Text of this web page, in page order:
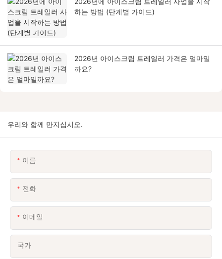
하는 방법 (단계별 가이드)
2026년 아이스크림 트레일러 가격은 얼마일
까요?
우리와 함께 만지십시오.
이름
전화
이메일
국가